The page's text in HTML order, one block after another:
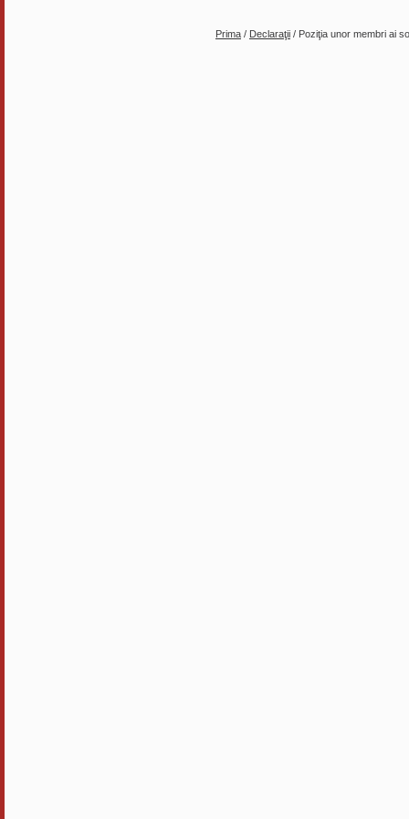
Prima / Declaraţii / Poziţia unor membri ai